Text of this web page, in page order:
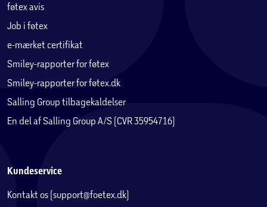
føtex avis
Job i føtex
e-mærket certifikat
Smiley-rapporter for føtex
Smiley-rapporter for føtex.dk
Salling Group tilbagekaldelser
En del af Salling Group A/S (CVR 35954716)
Kundeservice
Kontakt os (support@foetex.dk)